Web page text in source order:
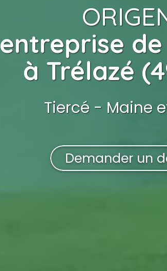
entreprise
à Trélazé
Tiercé - Maine
Demander un